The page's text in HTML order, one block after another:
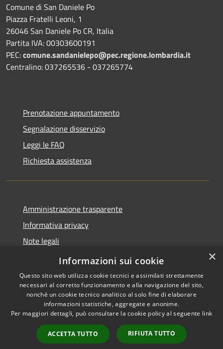
Comune di San Daniele Po
Piazza Fratelli Leoni, 1
26046 San Daniele Po CR, Italia
Partita IVA: 00303600191
PEC:comune.sandanielepo@pec.regione.lombardia.it
Centralino: 037265536 - 037265774
Prenotazione appuntamento
Segnalazione disservizio
Leggi le FAQ
Richiesta assistenza
Amministrazione trasparente
Informativa privacy
Note legali
Dichiarazione di accessibilità
Accessibilità
Copyright © 2026 • Comune di
San Daniele Po • Powered by
Municipium•
Accesso
redazione
×
Informazioni sui cookie
Questo sito web utilizza cookie tecnici e assimilati strettamente
necessari al corretto funzionamento e alla navigazione del sito,
nonché un cookie tecnico analitico al solo fine di elaborare
informazioni statistiche, aggregate e anonime.
Per maggiori dettagli, può consultare la cookie policy al seguente link
ACCETTA TUTTO RIFIUTA TUTTO